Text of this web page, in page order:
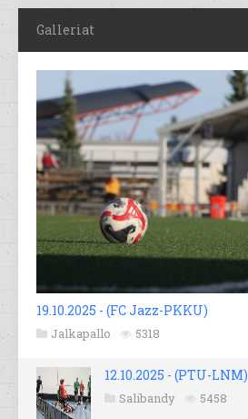
Galleriat
19.10.2025 - (FC Jazz-PKKU)
Jalkapallo 5318
12.10.2025 - (PTU-LNM)
Salibandy 5458